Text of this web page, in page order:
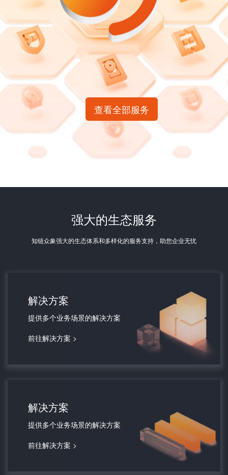
查看全部服务
强大的生态服务
知链众象强大的生态体系和多样化的服务支持，助您企业无忧
解决方案
提供多个业务场景的解决方案
前往解决方案 >
解决方案
提供多个业务场景的解决方案
前往解决方案 >